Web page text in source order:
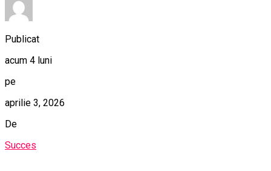
Publicat
acum 4 luni
pe
aprilie 3, 2026
De
Succes